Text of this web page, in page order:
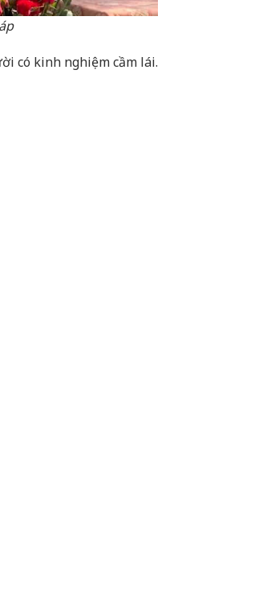
có kinh nghiệm cầm lái.